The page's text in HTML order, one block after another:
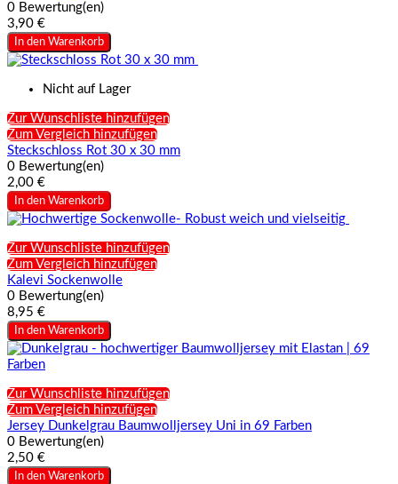
0 Bewertung(en)
3,90 €
In den Warenkorb
Nicht auf Lager
Zur Wunschliste hinzufügen
Zum Vergleich hinzufügen
Steckschloss Rot 30 x 30 mm
0 Bewertung(en)
2,00 €
In den Warenkorb
Zur Wunschliste hinzufügen
Zum Vergleich hinzufügen
Kalevi Sockenwolle
0 Bewertung(en)
8,95 €
In den Warenkorb
Zur Wunschliste hinzufügen
Zum Vergleich hinzufügen
Jersey Dunkelgrau Baumwolljersey Uni in 69 Farben
0 Bewertung(en)
2,50 €
In den Warenkorb